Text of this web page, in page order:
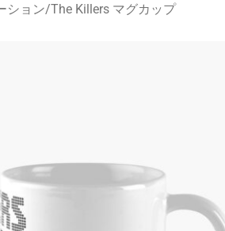
ション/The Killers マグカップ